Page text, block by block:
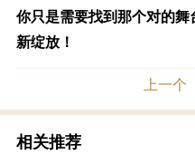
你只是需要找到那个对的
新绽放！
上一个
相关推荐